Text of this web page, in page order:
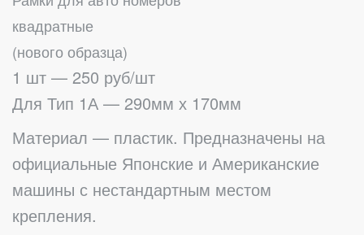
квадратные
(нового образца)
1 шт — 250 руб/шт
Для Тип 1А — 290мм х 170мм
Материал — пластик. Предназначены на
официальные Японские и Американские
машины с нестандартным местом
крепления.